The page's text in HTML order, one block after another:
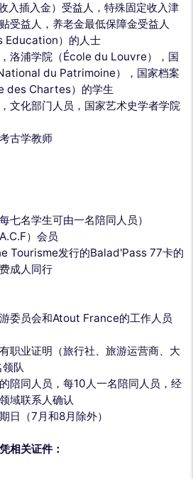
入插入金）受益人，特殊固定收入津
受益人，养老金最低保障金受益人
Education）的人士
洛浦学院（École du Louvre），国
du Patrimoine），国家档案
des Chartes）的学生
文化部门人员，国家艺术史学者学院
古学教师
七名学生可由一名陪同人员）
）会员
Tourisme发行的Balad'Pass 77卡的
成人同行
委员会和Atout France的工作人员
职业证明（旅行社、旅游运营商、大
队
陪同人员，每10人一名陪同人员，经
域联系人确认
日（7月和8月除外）
相关证件：